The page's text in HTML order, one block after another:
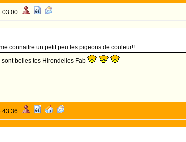
connaitre un petit peu les pigeons de couleur!!
belles tes Hirondelles Fab